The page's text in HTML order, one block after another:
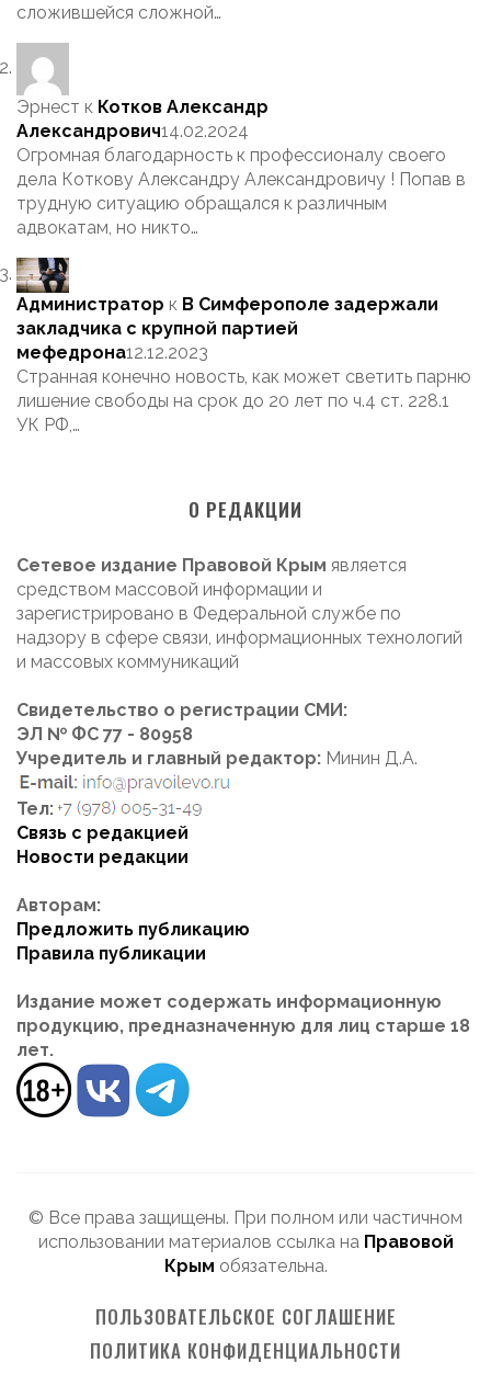
сложившейся сложной…
Эрнест к Котков Александр
Александрович14.02.2024
Огромная благодарность к профессионалу своего
дела Коткову Александру Александровичу ! Попав в
трудную ситуацию обращался к различным
адвокатам, но никто…
Администратор к В Симферополе задержали
закладчика с крупной партией
мефедрона12.12.2023
Странная конечно новость, как может светить парню
лишение свободы на срок до 20 лет по ч.4 ст. 228.1
УК РФ,…
О РЕДАКЦИИ
Сетевое издание Правовой Крым является
средством массовой информации и
зарегистрировано в Федеральной службе по
надзору в сфере связи, информационных технологий
и массовых коммуникаций
Свидетельство о регистрации СМИ:
ЭЛ № ФС 77 - 80958
Учредитель и главный редактор: Минин Д.А.
Тел:
Связь с редакцией
Новости редакции
Авторам:
Предложить публикацию
Правила публикации
Издание может содержать информационную
продукцию, предназначенную для лиц старше 18
лет.
© Все права защищены. При полном или частичном
использовании материалов ссылка на Правовой
Крым обязательна.
ПОЛЬЗОВАТЕЛЬСКОЕ СОГЛАШЕНИЕ
ПОЛИТИКА КОНФИДЕНЦИАЛЬНОСТИ